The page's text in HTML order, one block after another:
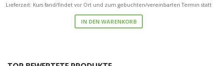
Lieferzeit: Kurs fand/findet vor Ort und zum gebuchten/vereinbarten Termin statt
IN DEN WARENKORB